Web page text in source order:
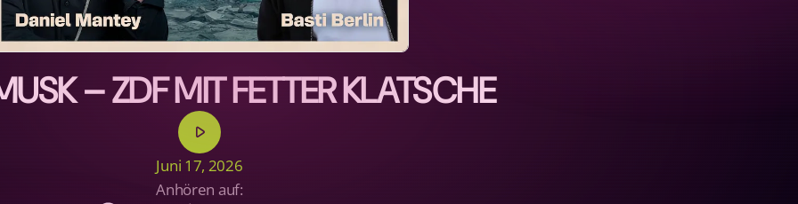
– ZDF MIT FETTER KLATSCHE
play_arrow
Juni 17, 2026
Anhören auf: